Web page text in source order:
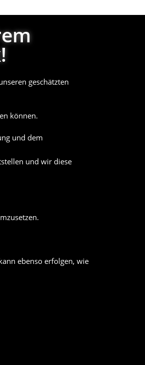
geschätzten
können.
und dem
und wir diese
ebenso erfolgen, wie